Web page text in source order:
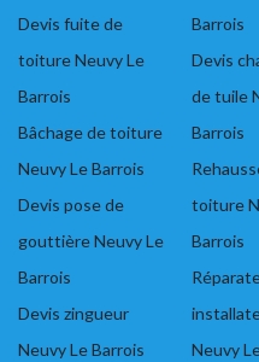
Devis fuite de
toiture Neuvy Le
Barrois
Bâchage de toiture
Neuvy Le Barrois
Devis pose de
gouttière Neuvy Le
Barrois
Devis zingueur
Neuvy Le Barrois
Barrois
Devis
de tuile
Barrois
toiture
Barrois
Neuvy